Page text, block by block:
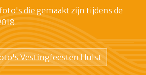
die gemaakt zijn tijdens de
Vestingfeesten Hulst